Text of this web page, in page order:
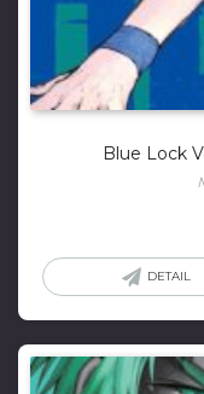
Blue Lock
DETAIL